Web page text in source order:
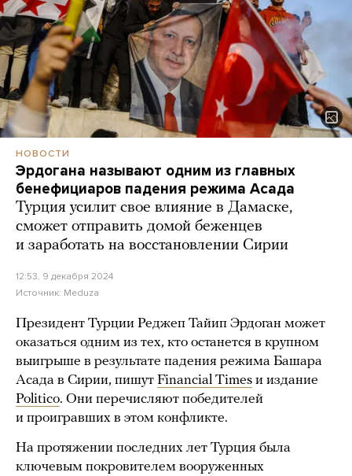
НОВОСТИ
Эрдогана называют одним из главных
бенефициаров падения режима Асада
Турция усилит свое влияние в Дамаске,
сможет отправить домой беженцев
и заработать на восстановлении Сирии
12:53, 9 декабря 2024
Источник: Meduza
Президент Турции Реджеп Тайип Эрдоган может
оказаться одним из тех, кто останется в крупном
выигрыше в результате падения режима Башара
Асада в Сирии, пишут Financial Times и издание
Politico. Они перечисляют победителей
и проигравших в этом конфликте.
На протяжении последних лет Турция была
ключевым покровителем вооруженных